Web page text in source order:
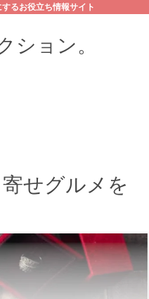
るお役立ち情報サイト
ション。
せグルメを